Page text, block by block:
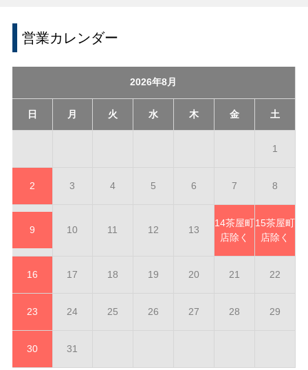
営業カレンダー
2026年8月
日 月 火 水 木 金 土
1
2 3 4 5 6 7 8
9 10 11 12 13
14茶屋町
店除く
15茶屋町
店除く
16 17 18 19 20 21 22
23 24 25 26 27 28 29
30 31